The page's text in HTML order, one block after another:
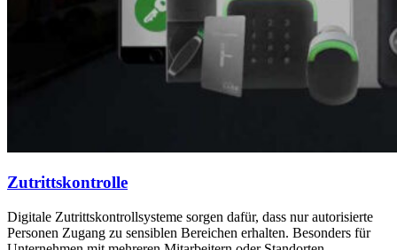
Zutrittskontrolle
Digitale Zutrittskontrollsysteme sorgen dafür, dass nur autorisierte
Personen Zugang zu sensiblen Bereichen erhalten. Besonders für